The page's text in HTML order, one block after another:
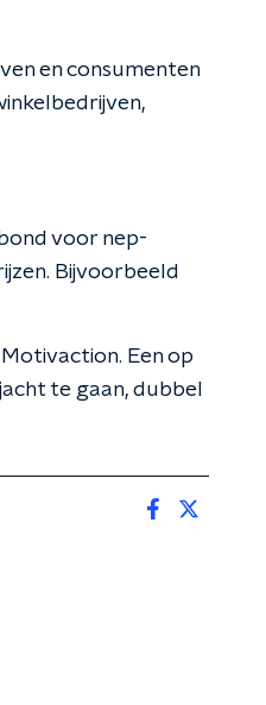
en consumenten
voor nep-
Bijvoorbeeld
Een op
te gaan, dubbel